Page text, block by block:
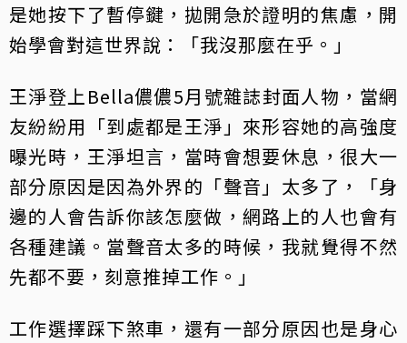
是她按下了暫停鍵，拋開急於證明的焦慮，開
始學會對這世界說：「我沒那麼在乎。」
王淨登上Bella儂儂5月號雜誌封面人物，當網
友紛紛用「到處都是王淨」來形容她的高強度
曝光時，王淨坦言，當時會想要休息，很大一
部分原因是因為外界的「聲音」太多了，「身
邊的人會告訴你該怎麼做，網路上的人也會有
各種建議。當聲音太多的時候，我就覺得不然
先都不要，刻意推掉工作。」
工作選擇踩下煞車，還有一部分原因也是身心